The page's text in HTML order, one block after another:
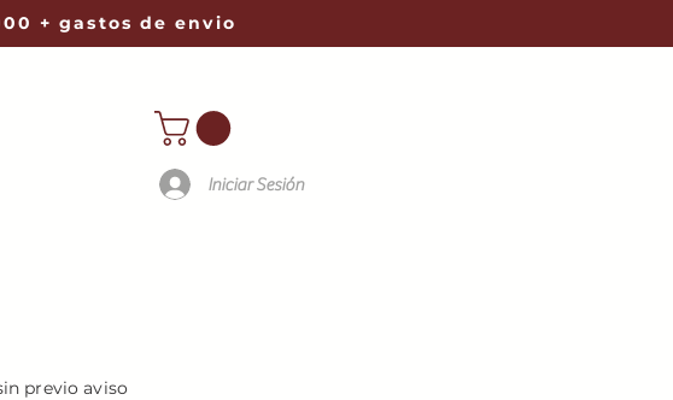
+ gastos de envio
Iniciar Sesión
previo aviso